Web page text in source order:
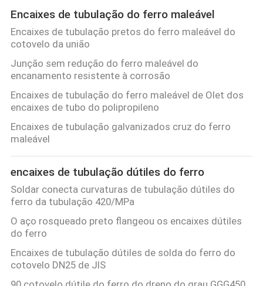
Encaixes de tubulação do ferro maleável
Encaixes de tubulação pretos do ferro maleável do
cotovelo da união
Junção sem redução do ferro maleável do
encanamento resistente à corrosão
Encaixes de tubulação do ferro maleável de Olet dos
encaixes de tubo do polipropileno
Encaixes de tubulação galvanizados cruz do ferro
maleável
encaixes de tubulação dútiles do ferro
Soldar conecta curvaturas de tubulação dútiles do
ferro da tubulação 420/MPa
O aço rosqueado preto flangeou os encaixes dútiles
do ferro
Encaixes de tubulação dútiles de solda do ferro do
cotovelo DN25 de JIS